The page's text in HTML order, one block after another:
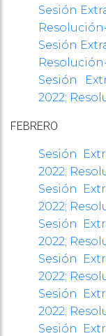
Sesión
Sesión
Sesión
2022;
FEBRERO
Sesión
2022;
Sesión
2022;
Sesión
2022;
Sesión
2022;
Sesión
2022;
Sesión